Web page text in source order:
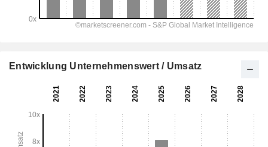
Entwicklung Unternehmenswert / Umsatz